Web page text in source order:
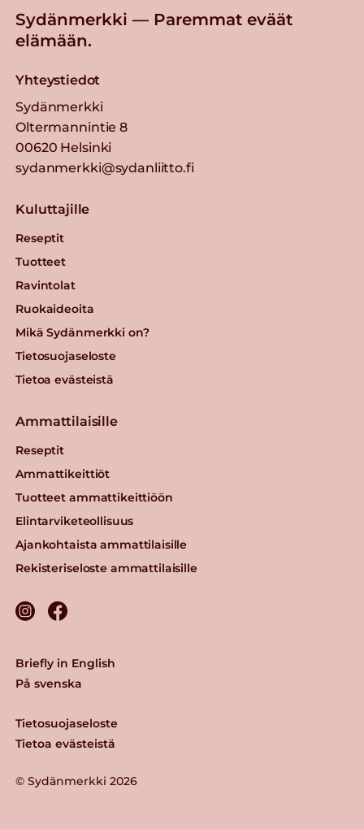
Sydänmerkki — Paremmat eväät
elämään.
Yhteystiedot
Sydänmerkki
Oltermannintie 8
00620 Helsinki
sydanmerkki@sydanliitto.fi
Kuluttajille
Reseptit
Tuotteet
Ravintolat
Ruokaideoita
Mikä Sydänmerkki on?
Tietosuojaseloste
Tietoa evästeistä
Ammattilaisille
Reseptit
Ammattikeittiöt
Tuotteet ammattikeittiöön
Elintarviketeollisuus
Ajankohtaista ammattilaisille
Rekisteriseloste ammattilaisille
© Sydänmerkki 2026
Tietosuojaseloste
Tietoa evästeistä
Briefly in English
På svenska